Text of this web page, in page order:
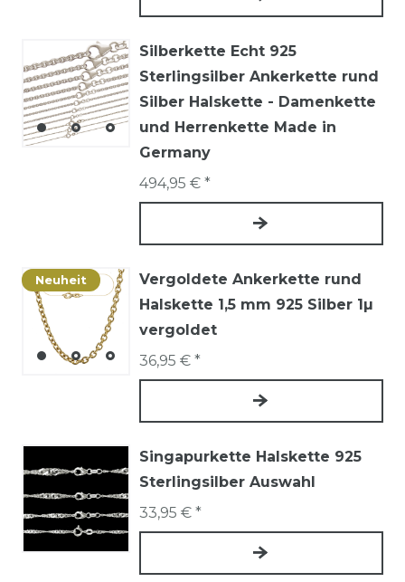
Silberkette Echt 925
Sterlingsilber Ankerkette rund
Silber Halskette - Damenkette
und Herrenkette Made in
Germany
494,95 € *
Neuheit
Vergoldete Ankerkette rund
Halskette 1,5 mm 925 Silber 1µ
vergoldet
36,95 € *
Singapurkette Halskette 925
Sterlingsilber Auswahl
33,95 € *